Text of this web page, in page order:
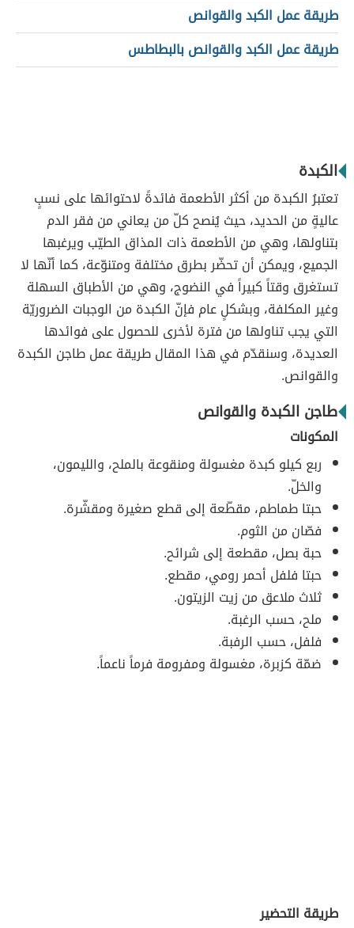
طريقة عمل الكبد والقوانص
طريقة عمل الكبد والقوانص بالبطاطس
الكبدة
تعتبرُ الكبدة من أكثر الأطعمة فائدةً لاحتوائها على نسبٍ
عاليةٍ من الحديد، حيث يُنصح كلّ من يعاني من فقر الدم
بتناولها، وهي من الأطعمة ذات المذاق الطيّب ويرغبها
الجميع، ويمكن أن تحضّر بطرق مختلفة ومتنوّعة، كما أنّها لا
تستغرق وقتاً كبيراً في النضوج، وهي من الأطباق السهلة
وغير المكلفة، وبشكلٍ عام فإنّ الكبدة من الوجبات الضروريّة
التي يجب تناولها من فترة لأخرى للحصول على فوائدها
العديدة، وسنقدّم في هذا المقال طريقة عمل طاجن الكبدة
والقوانص.
طاجن الكبدة والقوانص
المكونات
ربع كيلو كبدة مغسولة ومنقوعة بالملح، والليمون،
والخلّ.
حبتا طماطم، مقطّعة إلى قطع صغيرة ومقشّرة.
فصّان من الثوم.
حبة بصل، مقطعة إلى شرائح.
حبتا فلفل أحمر رومي، مقطع.
ثلاث ملاعق من زيت الزيتون.
ملح، حسب الرغبة.
فلفل، حسب الرفبة.
ضمّة كزبرة، مغسولة ومفرومة فرماً ناعماً.
طريقة التحضير